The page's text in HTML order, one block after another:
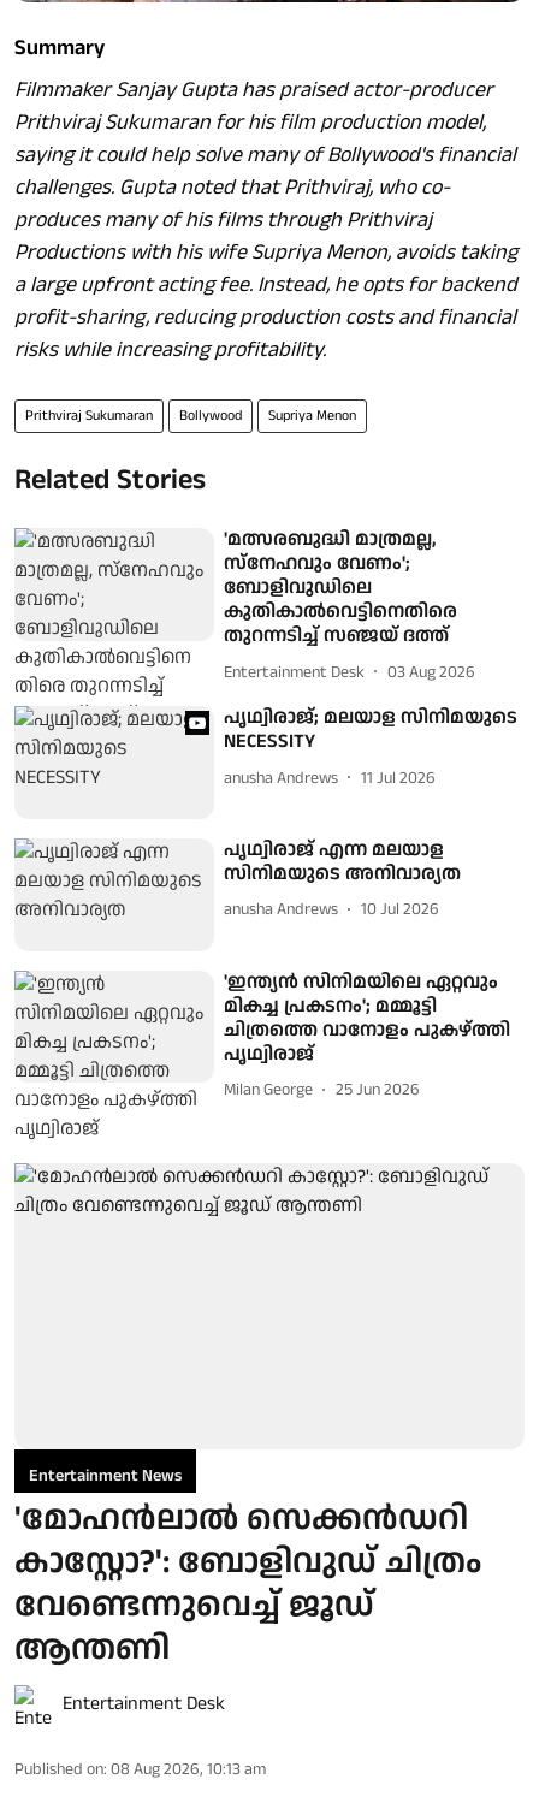
Summary
Filmmaker Sanjay Gupta has praised actor-producer
Prithviraj Sukumaran for his film production model,
saying it could help solve many of Bollywood's financial
challenges. Gupta noted that Prithviraj, who co-
produces many of his films through Prithviraj
Productions with his wife Supriya Menon, avoids taking
a large upfront acting fee. Instead, he opts for backend
profit-sharing, reducing production costs and financial
risks while increasing profitability.
Prithviraj Sukumaran Bollywood Supriya Menon
Related Stories
'മത്സരബുദ്ധി മാത്രമല്ല,
സ്‌നേഹവും വേണം';
ബോളിവുഡിലെ
കുതികാല്‍വെട്ടിനെതിരെ
തുറന്നടിച്ച് സഞ്ജയ് ദത്ത്
Entertainment Desk 03 Aug 2026
പൃഥ്വിരാജ്; മലയാള സിനിമയുടെ
NECESSITY
anusha Andrews 11 Jul 2026
പൃഥ്വിരാജ് എന്ന മലയാള
സിനിമയുടെ അനിവാര്യത
anusha Andrews 10 Jul 2026
'ഇന്ത്യൻ സിനിമയിലെ ഏറ്റവും
മികച്ച പ്രകടനം'; മമ്മൂട്ടി
ചിത്രത്തെ വാനോളം പുകഴ്ത്തി
പൃഥ്വിരാജ്
Milan George 25 Jun 2026
Entertainment News
'മോഹൻലാൽ സെക്കൻഡറി
കാസ്റ്റോ?': ബോളിവുഡ് ചിത്രം
വേണ്ടെന്നുവെച്ച് ജൂഡ്
ആന്തണി
Entertainment Desk
Published on: 08 Aug 2026, 10:13 am